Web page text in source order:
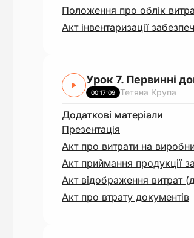
Положення про облік
Акт інвентаризації
Урок 7. Первинні
00:17:09 Тетяна Крупа
Додаткові матеріали
Презентація
Акт про витрати на
Акт приймання продукції
Акт відображення витрат
Акт про втрату документів